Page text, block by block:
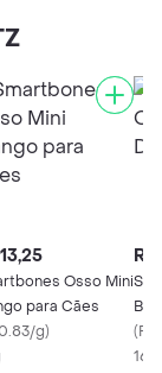
Osso Mini
para Cães
g)
R$
(
16 g